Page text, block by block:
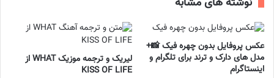
عکس پروفایل بدون چهره فیک 📸+
مدل های دارک و ترند برای تلگرام و
اینستاگرام
لیریک و ترجمه موزیک WHAT از
KISS OF LIFE